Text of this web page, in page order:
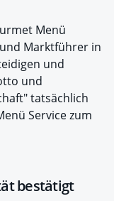
Menü
Marktführer in
und
und
tatsächlich
Service zum
bestätigt